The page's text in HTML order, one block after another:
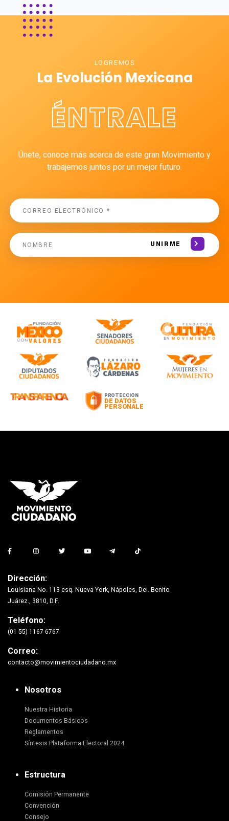
LOGREMOS
La Evolución Mexicana
ÉNTRALE
Únete, conoce más acerca de este gran Movimiento y
trabajemos juntos por un mejor futuro.
UNIRME
Dirección:
Louisiana No. 113 esq. Nueva York, Nápoles, Del. Benito
Juárez., 3810, D.F.
Teléfono:
(01 55) 1167-6767
Correo:
contacto@movimientociudadano.mx
Nosotros
Nuestra Historia
Documentos Básicos
Reglamentos
Síntesis Plataforma Electoral 2024
Estructura
Comisión Permanente
Convención
Consejo